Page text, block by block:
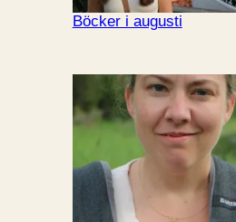
Böcker i augusti